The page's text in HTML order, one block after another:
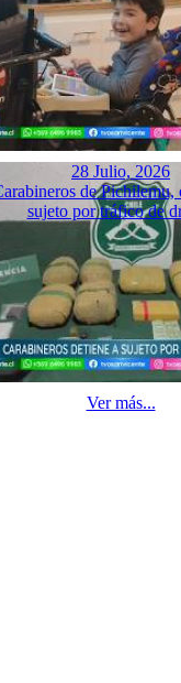
28 Julio, 2026
de Pichilemu,
sujeto por tráfico de
Ver más...